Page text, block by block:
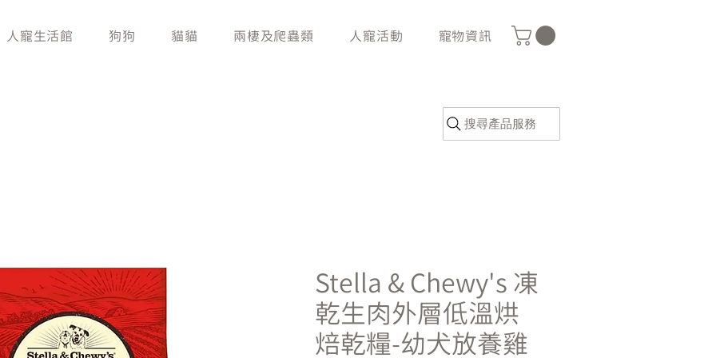
人寵生活館 狗狗 貓貓 兩棲及爬蟲類 人寵活動 寵物資訊
搜尋產品服務
Stella & Chewy's 凍
乾生肉外層低溫烘
焙乾糧-幼犬放養雞